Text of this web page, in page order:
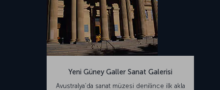
Yeni Güney Galler Sanat Galerisi
Avustralya’da sanat müzesi denilince ilk akla